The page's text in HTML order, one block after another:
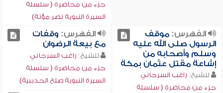
جزء من محاضرة ( سلسلة
السيرة النبوية نصر مؤتة)
الفهرس:موقف
الرسول صلى الله عليه
وسلم وأصحابه من
إشاعة مقتل عثمان بمكة
للشيخ: راغب السرجاني
جزء من محاضرة ( سلسلة
الفهرس: وقفات
مع بيعة الرضوان
للشيخ: راغب السرجاني
جزء من محاضرة ( سلسلة
السيرة النبوية صلح الحديبية)